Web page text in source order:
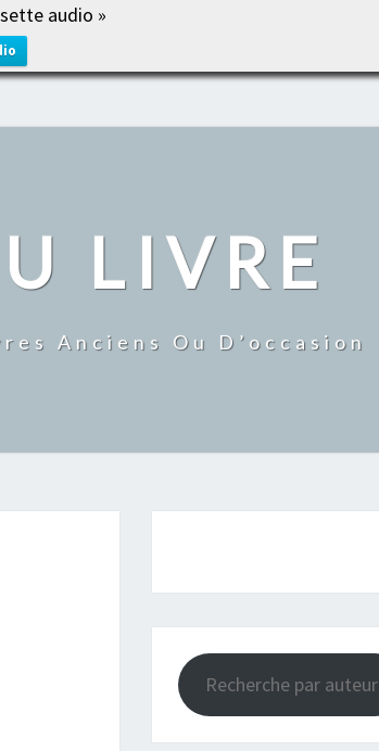
audio »
ACCUEIL
LIVRE
Anciens Ou D’occasion
Recherche par auteur